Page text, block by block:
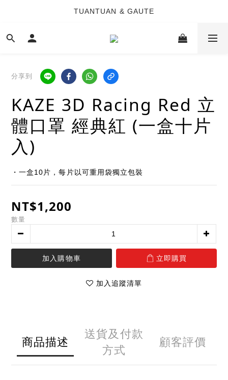
TUANTUAN & GAUTE
TUANTUAN & GAUTE
新會員註冊即贈 NT$100 購物金
分享到
KAZE 3D Racing Red 立
體口罩 經典紅 (一盒十片
入)
・一盒10片，每片以可重用袋獨立包裝
NT$1,200
數量
加入購物車 立即購買
加入追蹤清單
商品描述
送貨及付款
方式
顧客評價